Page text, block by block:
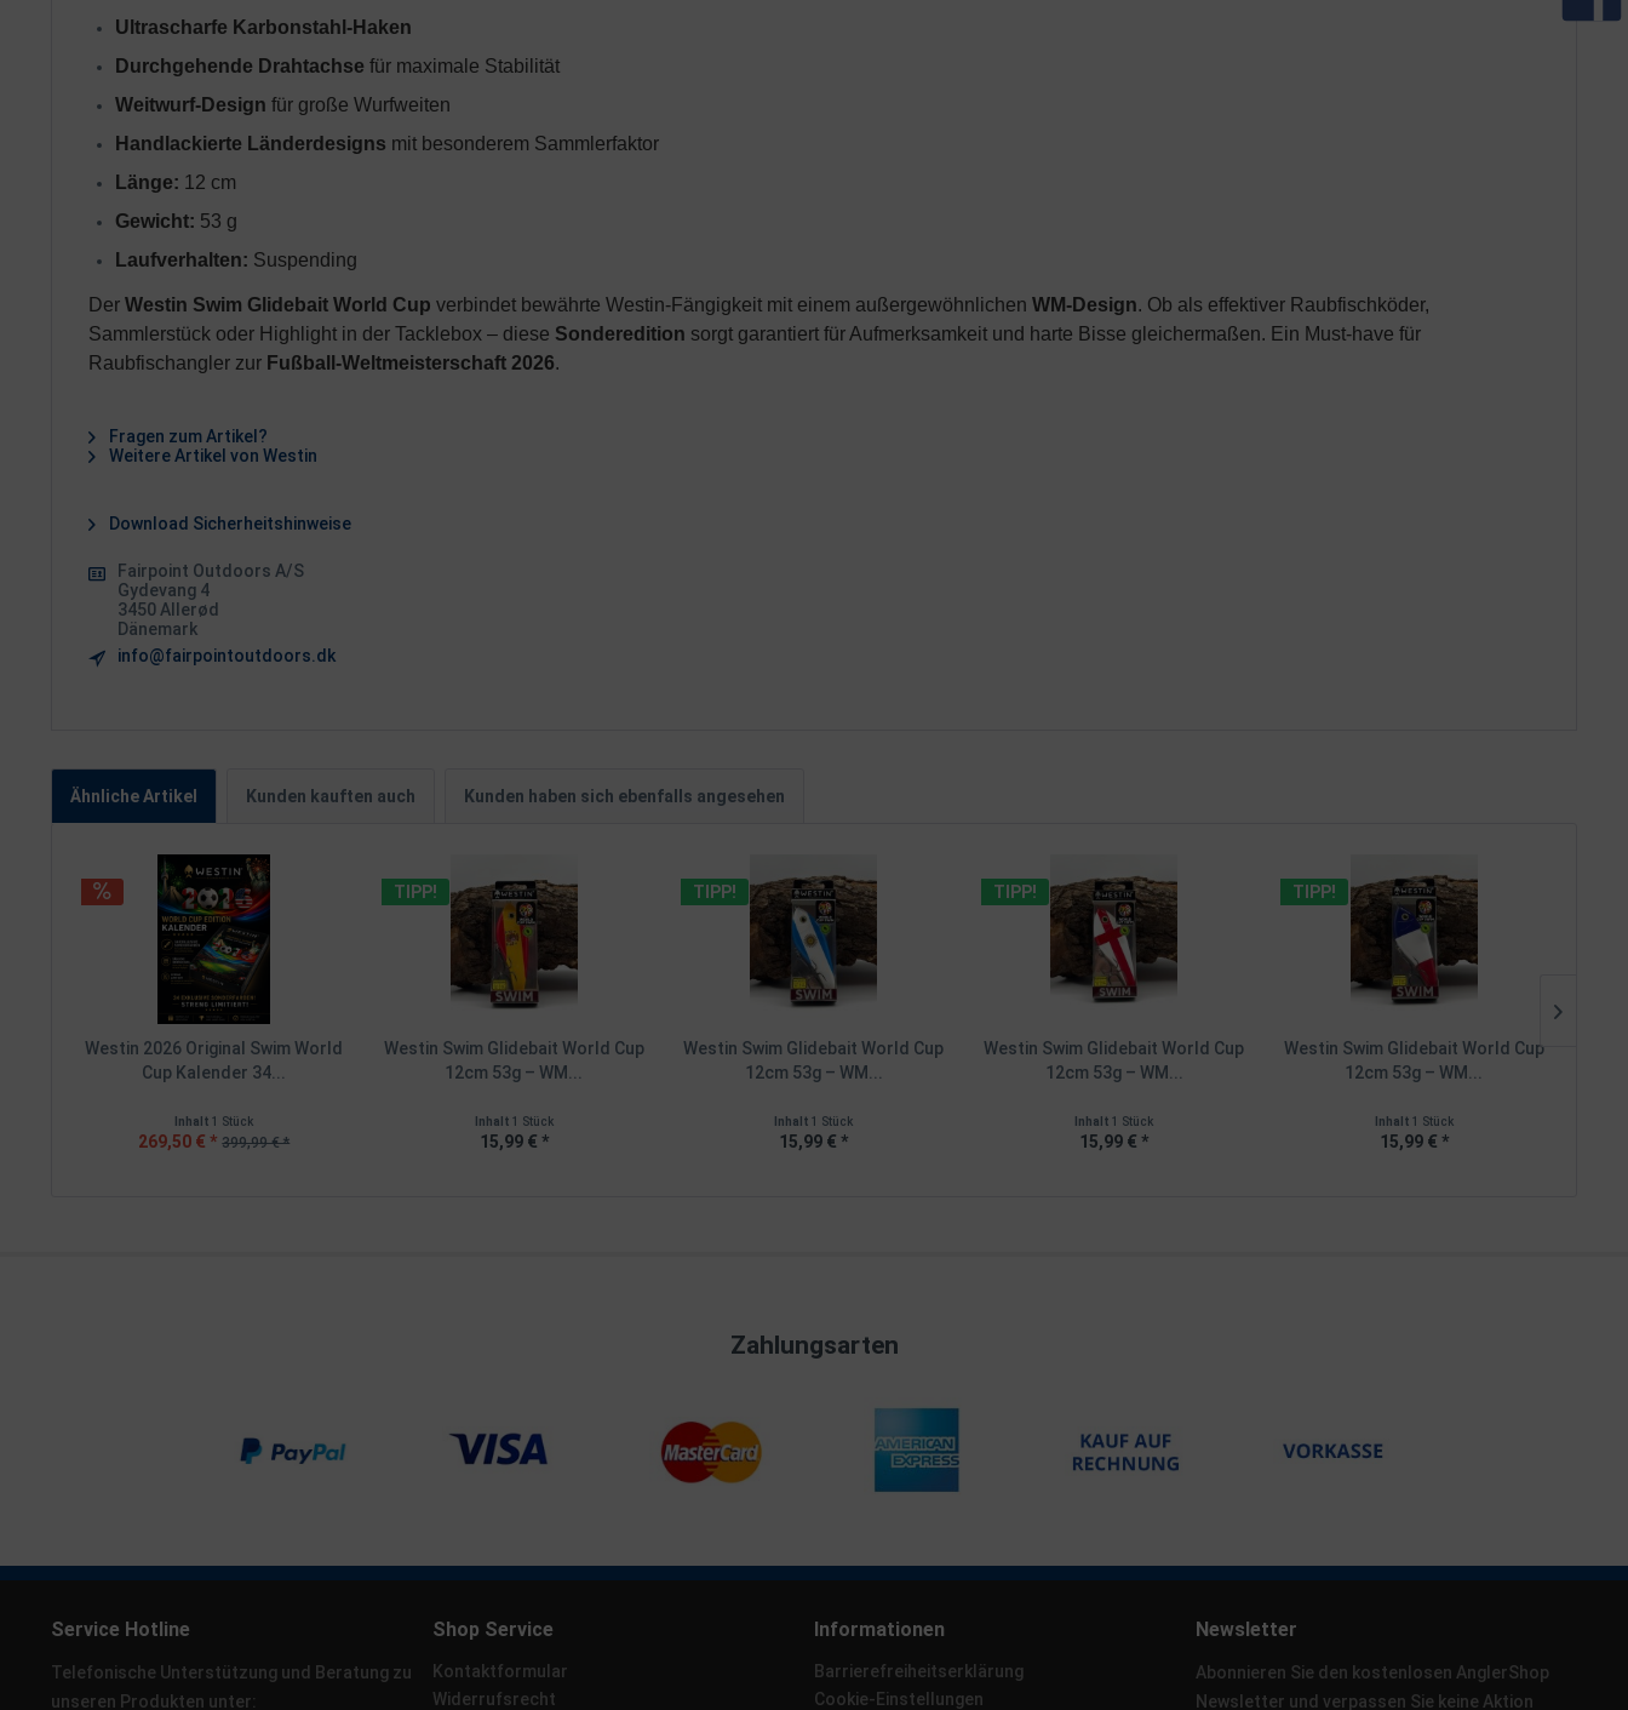
Ultrascharfe Karbonstahl-Haken
Durchgehende Drahtachse für maximale Stabilität
Weitwurf-Design für große Wurfweiten
Handlackierte Länderdesigns mit besonderem Sammlerfaktor
Länge: 12 cm
Gewicht: 53 g
Laufverhalten: Suspending
Der Westin Swim Glidebait World Cup verbindet bewährte Westin-Fängigkeit mit einem außergewöhnlichen WM-Design. Ob als effektiver Raubfischköder,
Sammlerstück oder Highlight in der Tacklebox – diese Sonderedition sorgt garantiert für Aufmerksamkeit und harte Bisse gleichermaßen. Ein Must-have für
Raubfischangler zur Fußball-Weltmeisterschaft 2026.
Fragen zum Artikel?
Weitere Artikel von Westin
Download Sicherheitshinweise
Fairpoint Outdoors A/S
Gydevang 4
3450 Allerød
Dänemark
info@fairpointoutdoors.dk
Ähnliche Artikel Kunden kauften auch Kunden haben sich ebenfalls angesehen
Westin 2026 Original Swim World
Cup Kalender 34...
Inhalt1 Stück
269,50 € * 399,99 € *
TIPP!
Westin Swim Glidebait World Cup
12cm 53g – WM...
Inhalt 1 Stück
15,99 € *
TIPP!
Westin Swim Glidebait World Cup
12cm 53g – WM...
Inhalt1 Stück
15,99 € *
TIPP!
Westin Swim Glidebait World Cup
12cm 53g – WM...
Inhalt1 Stück
15,99 € *
TIPP!
Westin Swim Glidebait World Cup
12cm 53g – WM...
Inhalt 1 Stück
15,99 € *
Zahlungsarten
Service Hotline
Telefonische Unterstützung und Beratung zu
unseren Produkten unter:
Shop Service
Kontaktformular
Widerrufsrecht
Informationen
Barrierefreiheitserklärung
Cookie-Einstellungen
Newsletter
Abonnieren Sie den kostenlosen AnglerShop
Newsletter und verpassen Sie keine Aktion